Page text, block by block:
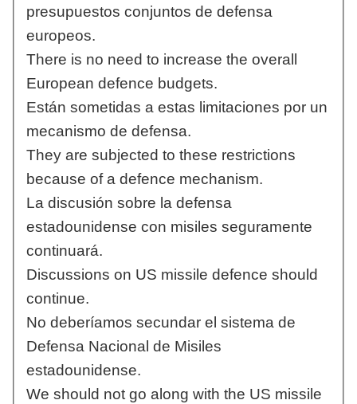
presupuestos conjuntos de defensa
europeos.
There is no need to increase the overall
European defence budgets.
Están sometidas a estas limitaciones por un
mecanismo de defensa.
They are subjected to these restrictions
because of a defence mechanism.
La discusión sobre la defensa
estadounidense con misiles seguramente
continuará.
Discussions on US missile defence should
continue.
No deberíamos secundar el sistema de
Defensa Nacional de Misiles
estadounidense.
We should not go along with the US missile